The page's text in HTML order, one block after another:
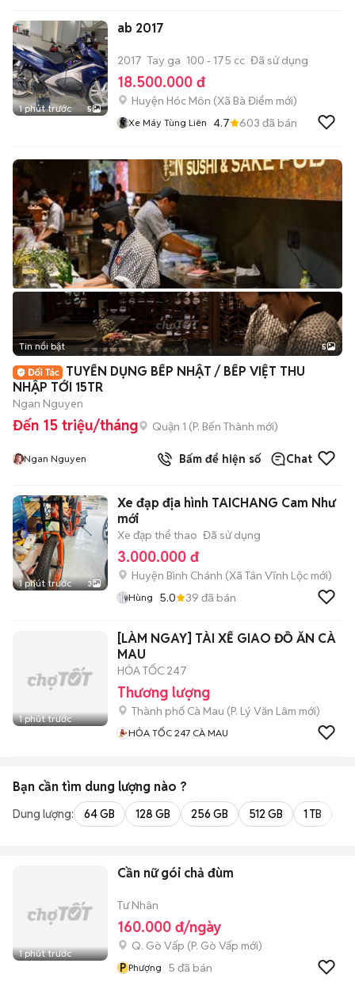
1 phút trước 5
ab 2017
2017 Tay ga 100 - 175 cc Đã sử dụng
18.500.000 đ
Huyện Hóc Môn (Xã Bà Điểm mới)
Xe Máy Tùng Liên 4.7 603 đã bán
Tin nổi bật 5
TUYỂN DỤNG BẾP NHẬT / BẾP VIỆT THU
NHẬP TỚI 15TR
Ngan Nguyen
Đến 15 triệu/tháng Quận 1 (P. Bến Thành mới)
Ngan Nguyen Bấm để hiện số Chat
1 phút trước 3
Xe đạp địa hình TAICHANG Cam Như
mới
Xe đạp thể thao Đã sử dụng
3.000.000 đ
Huyện Bình Chánh (Xã Tân Vĩnh Lộc mới)
Hùng 5.0 39 đã bán
1 phút trước
[LÀM NGAY] TÀI XẾ GIAO ĐỒ ĂN CÀ
MAU
HỎA TỐC 247
Thương lượng
Thành phố Cà Mau (P. Lý Văn Lâm mới)
HỎA TỐC 247 CÀ MAU
Bạn cần tìm dung lượng nào ?
Dung lượng: 64 GB 128 GB 256 GB 512 GB 1 TB
1 phút trước
Cần nữ gói chả đùm
Tư Nhân
160.000 đ/ngày
Q. Gò Vấp (P. Gò Vấp mới)
P Phượng 5 đã bán